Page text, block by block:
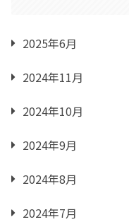
2025年6月
2024年11月
2024年10月
2024年9月
2024年8月
2024年7月